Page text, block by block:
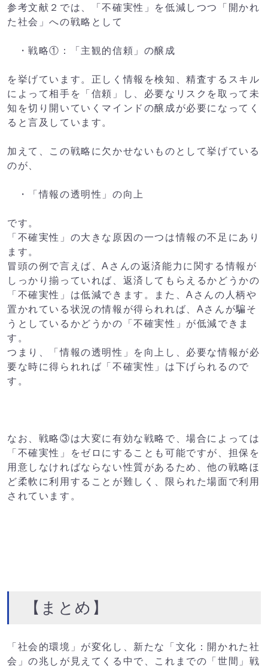
参考文献２では、「不確実性」を低減しつつ「開かれ
た社会」への戦略として
・戦略①：「主観的信頼」の醸成
を挙げています。正しく情報を検知、精査するスキル
によって相手を「信頼」し、必要なリスクを取って未
知を切り開いていくマインドの醸成が必要になってく
ると言及しています。
加えて、この戦略に欠かせないものとして挙げている
のが、
・「情報の透明性」の向上
です。
「不確実性」の大きな原因の一つは情報の不足にあり
ます。
冒頭の例で言えば、Aさんの返済能力に関する情報が
しっかり揃っていれば、返済してもらえるかどうかの
「不確実性」は低減できます。また、Aさんの人柄や
置かれている状況の情報が得られれば、Aさんが騙そ
うとしているかどうかの「不確実性」が低減できま
す。
つまり、「情報の透明性」を向上し、必要な情報が必
要な時に得られれば「不確実性」は下げられるので
す。
なお、戦略③は大変に有効な戦略で、場合によっては
「不確実性」をゼロにすることも可能ですが、担保を
用意しなければならない性質があるため、他の戦略ほ
ど柔軟に利用することが難しく、限られた場面で利用
されています。
【まとめ】
「社会的環境」が変化し、新たな「文化：開かれた社
会」の兆しが見えてくる中で、これまでの「世間」戦